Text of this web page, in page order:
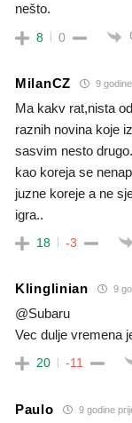
nešto.
8 0
MilanCZ 9
Ma kakv rat,nista
raznih novina koje
sasvim nesto
kao koreja se
juzne koreje a ne
igra..
18 -3
Klinglinian 9
@Subaru
Vec dulje vremena
20 -11
Paulo 9 godine